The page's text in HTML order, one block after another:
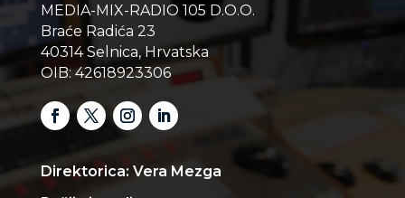
MEDIA-MIX-RADIO 105 D.O.O.
Braće Radića 23
40314 Selnica, Hrvatska
OIB: 42618923306
Direktorica: Vera Mezga